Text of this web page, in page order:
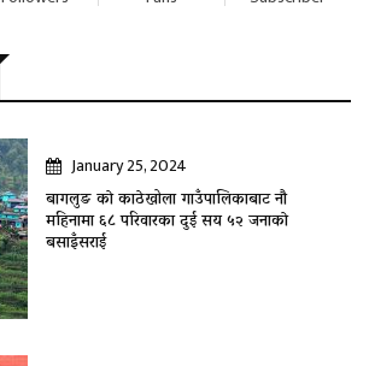
January 25, 2024
बागलुङ काे काठेखोला गाउँपालिकाबाट नौ
महिनामा ६८ परिवारका दुई सय ५२ जनाकाे
बसाइँसराई